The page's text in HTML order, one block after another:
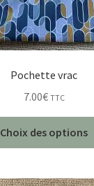
Pochette vrac
7.00€ TTC
Choix des options